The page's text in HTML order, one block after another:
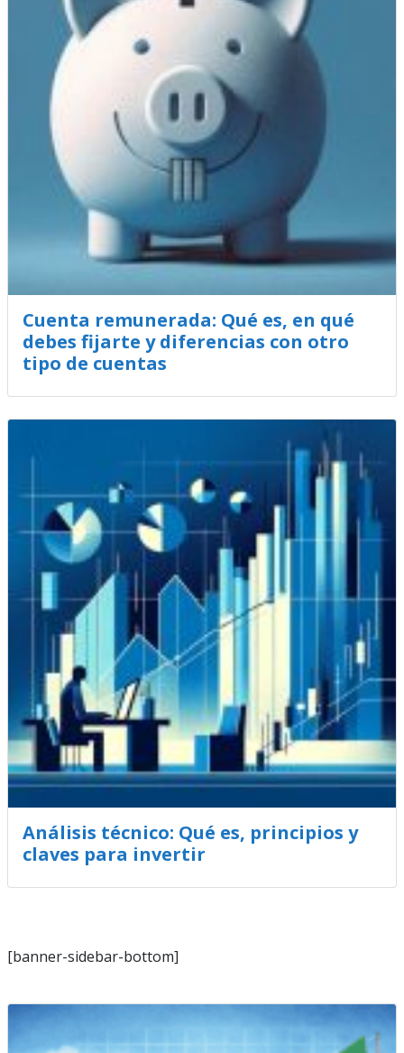
Cuenta remunerada: Qué es, en qué
debes fijarte y diferencias con otro
tipo de cuentas
Análisis técnico: Qué es, principios y
claves para invertir
[banner-sidebar-bottom]